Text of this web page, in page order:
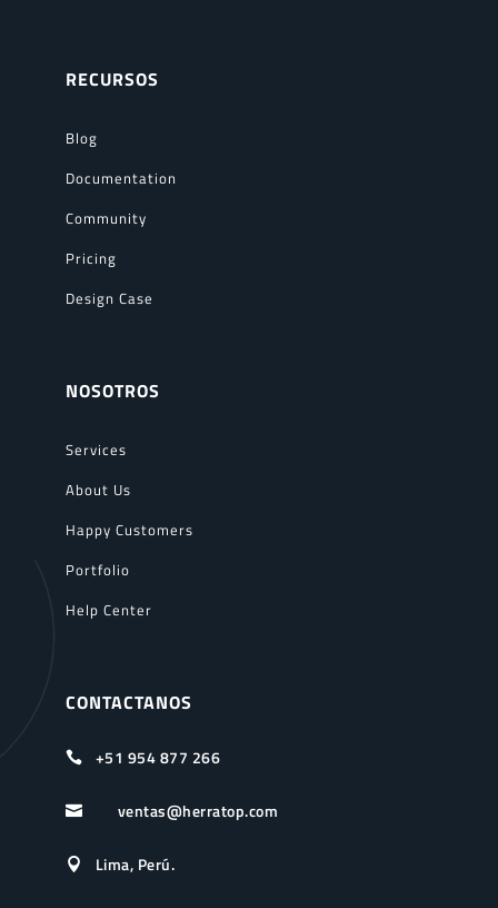
RECURSOS
Blog
Documentation
Community
Pricing
Design Case
NOSOTROS
Services
About Us
Happy Customers
Portfolio
Help Center
CONTACTANOS
 +51 954 877 266
 ventas@herratop.com
 Lima, Perú.